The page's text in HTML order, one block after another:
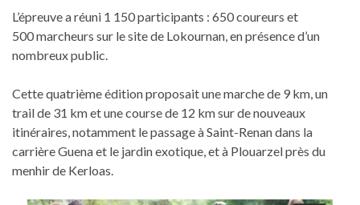
L’épreuve a réuni 1 150 participants : 650 coureurs et
500 marcheurs sur le site de Lokournan, en présence d’un
nombreux public.
Cette quatrième édition proposait une marche de 9 km, un
trail de 31 km et une course de 12 km sur de nouveaux
itinéraires, notamment le passage à Saint-Renan dans la
carrière Guena et le jardin exotique, et à Plouarzel près du
menhir de Kerloas.